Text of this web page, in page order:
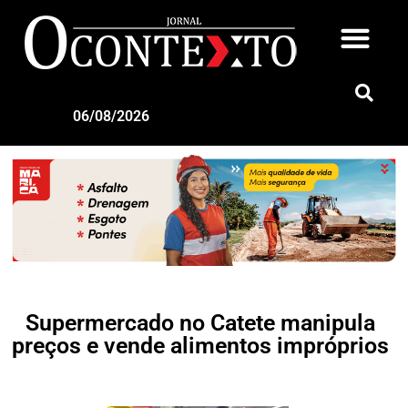
06/08/2026
Supermercado no Catete manipula
preços e vende alimentos impróprios